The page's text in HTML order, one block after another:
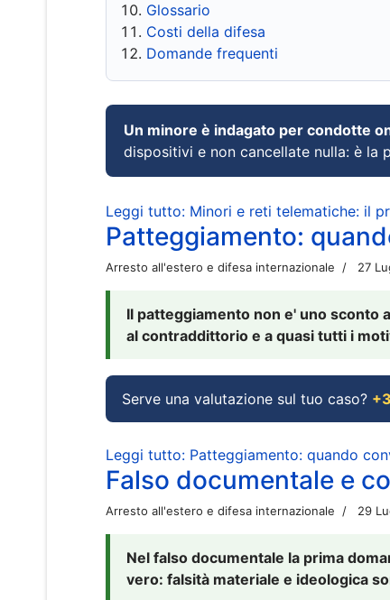
Glossario
Costi della difesa
Domande frequenti
Un minore è indagato per condotte
dispositivi e non cancellate nulla: è la
Leggi tutto: Minori e reti telematiche: il
Patteggiamento:
Arresto all'estero e difesa internazionale 27
Il patteggiamento non e' uno sconto
al contraddittorio e a quasi tutti i
Serve una valutazione sul tuo caso?
Leggi tutto: Patteggiamento: quando
Falso documentale e
Arresto all'estero e difesa internazionale 29
Nel falso documentale la prima
vero: falsità materiale e ideologica